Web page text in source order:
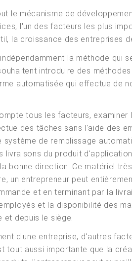
le mécanisme de
l'un des facteurs les plus
la croissance des entreprises
la méthode qui
introduire des
automatisée qui effectue de
tous les facteurs,
des tâches sans l'aide des
de remplissage
livraisons du produit
bonne direction. Ce matériel
un entrepreneur peut
et en terminant par la
et la disponibilité des
et depuis le siège.
d'une entreprise, d'autres
tout aussi importante que la